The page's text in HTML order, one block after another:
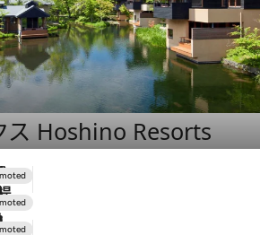
ス Hoshino Resorts